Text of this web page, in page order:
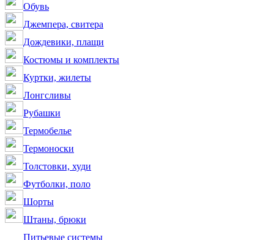
Обувь
Джемпера, свитера
Дождевики, плащи
Костюмы и комплекты
Куртки, жилеты
Лонгсливы
Рубашки
Термобелье
Термоноски
Толстовки, худи
Футболки, поло
Шорты
Штаны, брюки
Питьевые системы